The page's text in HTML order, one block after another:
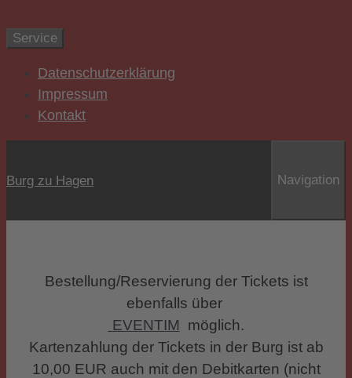
Service
Datenschutzerklärung
Impressum
Kontakt
Burg zu Hagen Navigation
Bestellung/Reservierung der Tickets ist
ebenfalls über
EVENTIM möglich.
Kartenzahlung der Tickets in der Burg ist ab
10,00 EUR auch mit den Debitkarten (nicht